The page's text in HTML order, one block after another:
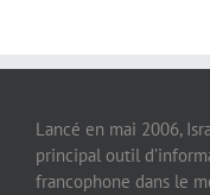
Lancé en mai 2006,
principal outil
francophone dans le